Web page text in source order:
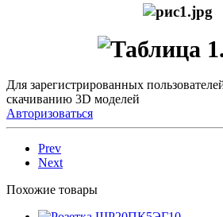
Для зарегистрированных
скачиванию 3D моделей
Авторизоваться
Prev
Next
Похожие товары